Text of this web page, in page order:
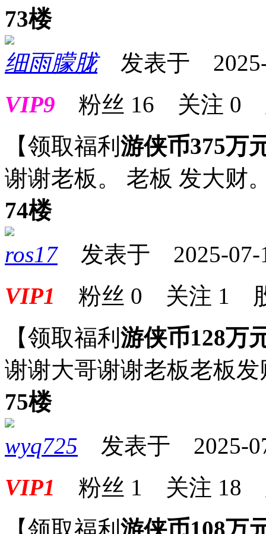
73楼
细雨朦胧发表于 2025-
VIP9 粉丝 16 关注 0
【领取福利 游侠币375万
谢谢老板。 老板 发大财
74楼
ros17发表于 2025-07-
VIP1 粉丝 0 关注 1
【领取福利 游侠币128万
谢谢大哥谢谢老板老板发
75楼
wyq725 发表于 2025-
VIP1 粉丝 1 关注 18
【领取福利 游侠币108万